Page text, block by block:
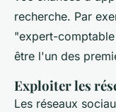
recherche. Par
"expert-
être l'un des
Exploiter les
Les réseaux